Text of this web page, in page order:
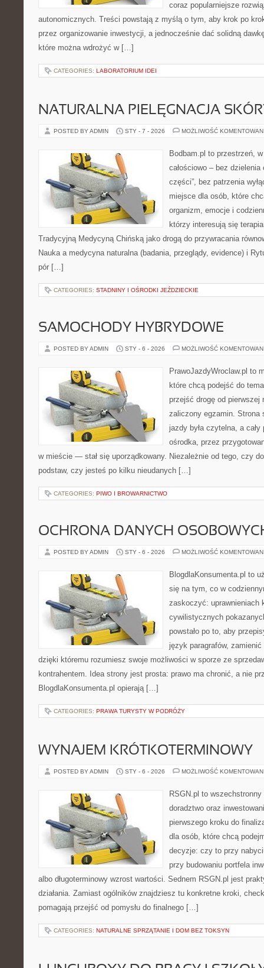
coraz popularniejsze
autonomicznych. Treści powstają z myślą o tym, aby krok po
przez organizowanie inwestycji, a jednocześnie dać solidną
które można wdrożyć w […]
CATEGORIES: LABORATORIUM IDEI
NATURALNA PIELĘGNACJA
POSTED BY ADMIN STY - 7 - 2026 MOŻLIWOŚĆ
Bodbam.pl to przestrzeń,
całościowo – bez dzielenia
części”, bez patrzenia
miejsce dla osób, które
organizm, emocje i
którzy interesują się
Tradycyjną Medycyną Chińską jako drogą do przywracania
Nauka a medycyna naturalna (badania, przeglądy, evidence) i
pór […]
CATEGORIES: STADNINY I OŚRODKI JEŹDZIECKIE
SAMOCHODY HYBRYDOWE
POSTED BY ADMIN STY - 6 - 2026 MOŻLIWOŚĆ
PrawoJazdyWroclaw.pl to
które chcą podejść do
przejść drogę od pierwszej
zaliczony egzamin. Strona
jazdy była czytelna, a
ośrodka, przez
w mieście — stał się uporządkowany. Niezależnie od tego, czy
podstaw, czy jesteś po kilku nieudanych […]
CATEGORIES: PIWO I BROWARNICTWO
OCHRONA DANYCH
POSTED BY ADMIN STY - 6 - 2026 MOŻLIWOŚĆ
BlogdlaKonsumenta.pl to
się na tym, co w
zaskoczyć: uprawnieniach
cywilistycznych
powstało po to, aby
język paragrafów,
dzięki któremu rozumiesz swoje możliwości w sporze ze
kontrahentem. Idea strony jest prosta: prawo ma chronić, a nie
BlogdlaKonsumenta.pl opierają […]
CATEGORIES: PRAWA TURYSTY W PODRÓŻY
WYNAJEM KRÓTKOTERMINOWY
POSTED BY ADMIN STY - 6 - 2026 MOŻLIWOŚĆ
RSGN.pl to
doradztwo oraz
pierwszego kroku do
dla osób, które chcą
decyzje: czy to przy
przy budowaniu portfela
albo długoterminowy wzrost wartości. Sednem RSGN.pl jest
działania. Zamiast ogólników znajdziesz tu konkretne kroki,
pomagają przejść od pomysłu do finalnego […]
CATEGORIES: NATURALNE SPRZĄTANIE I DOM BEZ TOKSYN